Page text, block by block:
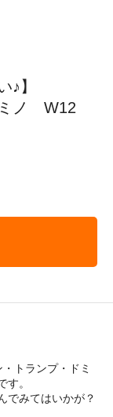
♪】
ミノ W12
トランプ・ドミ
す。
でみてはいかが？